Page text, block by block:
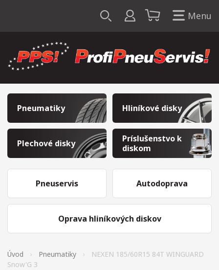
Menu
Pneumatiky Hliníkové disky
Plechové disky
Príslušenstvo k
diskom
Pneuservis
Oprava hliníkových diskov
Autodoprava
Úvod Pneumatiky
NEXEN 185/60R15 84T WINGUARD
Snow'G 3